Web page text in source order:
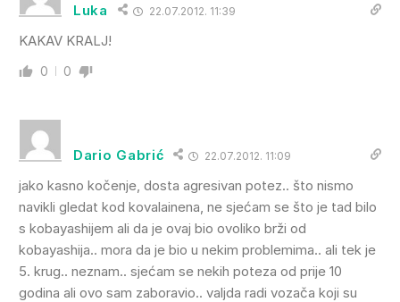
Luka 22.07.2012. 11:39
KAKAV KRALJ!
0 0
Dario Gabrić 22.07.2012. 11:09
jako kasno kočenje, dosta agresivan potez.. što nismo
navikli gledat kod kovalainena, ne sjećam se što je tad bilo
s kobayashijem ali da je ovaj bio ovoliko brži od
kobayashija.. mora da je bio u nekim problemima.. ali tek je
5. krug.. neznam.. sjećam se nekih poteza od prije 10
godina ali ovo sam zaboravio.. valjda radi vozača koji su